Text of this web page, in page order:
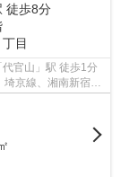
徒歩8分
丁目
埼京線、湘南新宿ラ